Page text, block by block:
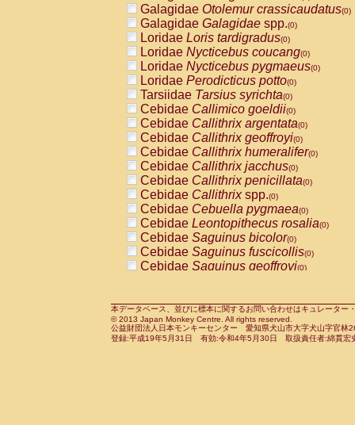
AtelidaeAteles paniscus(0)
AtelidaeAtelesspp.(0)
Atelidae Lagothrix lagothricha
AtelidaeLagothrix lagothricha cana
PitheciidaeCacajao calvus
PitheciidaeCallicebus cupreus
PitheciidaeCallicebus donacophilus
PitheciidaeCallicebus moloch
PitheciidaeCallicebus torquatus
PitheciidaeCallicebusspp.(0)
PitheciidaeChiropotes satanas(0)
PitheciidaePithecia monachus
PitheciidaePithecia pithecia(0)
CercopithecidaeCercocebus agilis
CercopithecidaeCercocebus
CercopithecidaeCercocebus
CercopithecidaeCercocebus
CercopithecidaeCercocebus
CercopithecidaeCercocebushybrid
CercopithecidaePapio anubis(0)
CercopithecidaePapio cynocephalus
CercopithecidaePapio hamadryas(0)
Galagidae Otolemur crassicaudatus(0)
Galagidae Galagidae spp.(0)
Loridae Loris tardigradus(0)
Loridae Nycticebus coucang(0)
Loridae Nycticebus pygmaeus(0)
Loridae Perodicticus potto(0)
Tarsiidae Tarsius syrichta(0)
Cebidae Callimico goeldii(0)
Cebidae Callithrix argentata(0)
Cebidae Callithrix geoffroyi(0)
Cebidae Callithrix humeralifer(0)
Cebidae Callithrix jacchus(0)
Cebidae Callithrix penicillata(0)
Cebidae Callithrixspp.(0)
Cebidae Cebuella pygmaea(0)
Cebidae Leontopithecus rosalia(0)
Cebidae Saguinus bicolor(0)
Cebidae Saguinus fuscicollis(0)
Cebidae Saguinus geoffroyi(0)
CebidaeSaguinus leucopus(0)
CebidaeSaguinus midas(0)
Cebidae Saguinus mystax(0)
本データベース、並びに標本に関するお問い合わせはキュレータ
© 2013 Japan Monkey Centre. All rights reserved.
公益財団法人日本モンキーセンター 愛知県犬山市大字犬山字官
登録:平成19年5月31日 有効:令和4年5月30日 取扱責任者:綿貫宏